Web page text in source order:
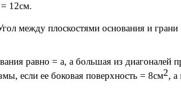
12см.
плоскостями основания и грани
равно = a, а большая из диагоналей
если ее боковая поверхность = 8см2, а